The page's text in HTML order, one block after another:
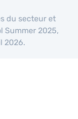
du secteur et
Summer 2025,
2026.